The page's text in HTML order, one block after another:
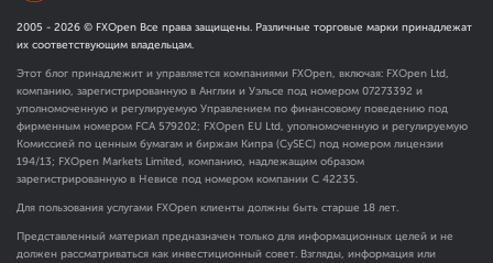
2005 - 2026 © FXOpen Все права защищены. Различные торговые марки принадлежат
их соответствующим владельцам.
Этот блог принадлежит и управляется компаниями FXOpen, включая: FXOpen Ltd,
компанию, зарегистрированную в Англии и Уэльсе под номером 07273392 и
уполномоченную и регулируемую Управлением по финансовому поведению под
фирменным номером FCA 579202; FXOpen EU Ltd, уполномоченную и регулируемую
Комиссией по ценным бумагам и биржам Кипра (CySEC) под номером лицензии
194/13; FXOpen Markets Limited, компанию, надлежащим образом
зарегистрированную в Невисе под номером компании C 42235.
Для пользования услугами FXOpen клиенты должны быть старше 18 лет.
Представленный материал предназначен только для информационных целей и не
должен рассматриваться как инвестиционный совет. Взгляды, информация или